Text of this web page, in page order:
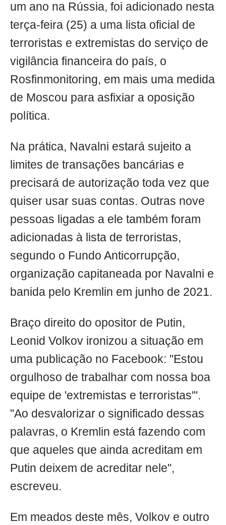
um ano na Rússia, foi adicionado nesta
terça-feira (25) a uma lista oficial de
terroristas e extremistas do serviço de
vigilância financeira do país, o
Rosfinmonitoring, em mais uma medida
de Moscou para asfixiar a oposição
política.
Na prática, Navalni estará sujeito a
limites de transações bancárias e
precisará de autorização toda vez que
quiser usar suas contas. Outras nove
pessoas ligadas a ele também foram
adicionadas à lista de terroristas,
segundo o Fundo Anticorrupção,
organização capitaneada por Navalni e
banida pelo Kremlin em junho de 2021.
Braço direito do opositor de Putin,
Leonid Volkov ironizou a situação em
uma publicação no Facebook: "Estou
orgulhoso de trabalhar com nossa boa
equipe de 'extremistas e terroristas'".
"Ao desvalorizar o significado dessas
palavras, o Kremlin está fazendo com
que aqueles que ainda acreditam em
Putin deixem de acreditar nele",
escreveu.
Em meados deste mês, Volkov e outro